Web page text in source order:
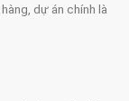
dự án chính là